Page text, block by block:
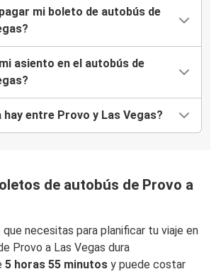
mi boleto de autobús de
asiento en el autobús de
hay entre Provo y Las Vegas?
de autobús de Provo a
que necesitas para planificar tu viaje en
Provo a Las Vegas dura
5 horas 55 minutos y puede costar